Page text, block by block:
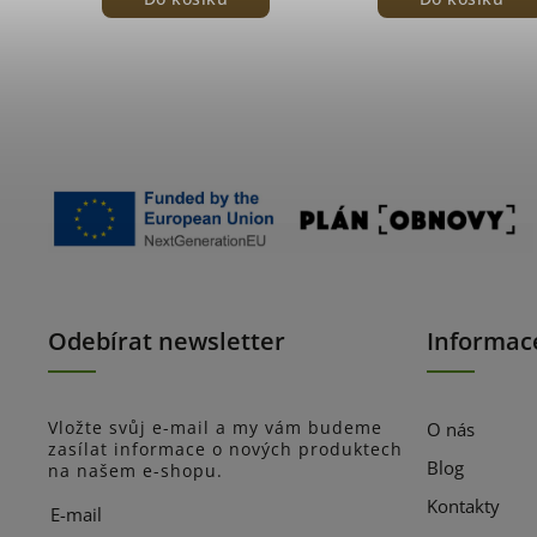
Odebírat newsletter
Vložte svůj e-mail a my vám budeme
zasílat informace o nových produktech
na našem e-shopu.
E-mail
O nás
Blog
Kontakty